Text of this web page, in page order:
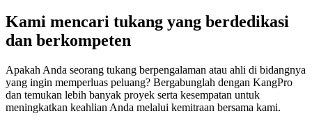
Kami mencari tukang yang berdedikasi
dan berkompeten
Apakah Anda seorang tukang berpengalaman atau ahli di bidangnya
yang ingin memperluas peluang? Bergabunglah dengan KangPro
dan temukan lebih banyak proyek serta kesempatan untuk
meningkatkan keahlian Anda melalui kemitraan bersama kami.